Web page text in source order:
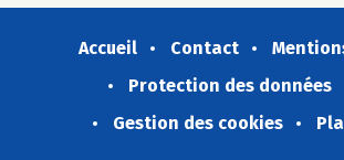
Accueil Contact
Protection des données
Gestion des cookies